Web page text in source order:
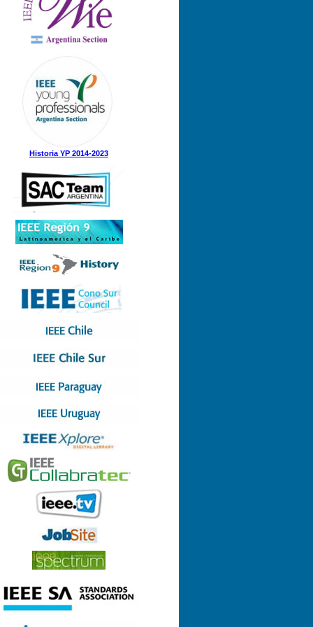
3 (21-08-2024)
2 (12-08-2024)
1 (31-05-2024)
2 (28-09-2023)
1 (07-09-2023)
7 (21-11-2022)
5 (31-08-2022)
3 (13-05-2022)
8 (29-12-2021)
7 (23-12-2021)
5 (06-09-2021)
3 (23-06-2021)
1 (22-04-2021)
9 (21-12-2020)
8 (26-11-2020)
Historia YP 2014-2023